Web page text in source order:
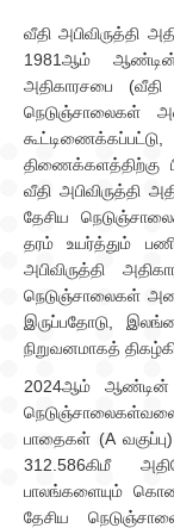
வீதி அபிவிருத்தி
1981ஆம்
அதிகாரசபை (வீதி
நெடுஞ்சாலைகள்
திணைக்களத்திற்கு
வீதி அபிவிருத்தி
தேசிய
தரம் உயர்த்தும்
அபிவிருத்தி
நெடுஞ்சாலைகள்
இருப்பதோடு,
நிறுவனமாகத்
2024ஆம் ஆண்டின்
பாதைகள் (A
312.586கிமீ
பாலங்களையும்
தேசிய